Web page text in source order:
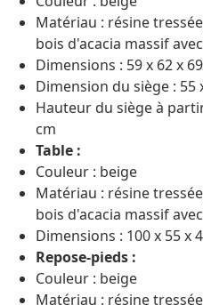
Matériau : résine
bois d'acacia massif
Dimensions : 59 x 62 x
Dimension du siège : 55
Hauteur du siège à
cm
Table :
Couleur : beige
Matériau : résine
bois d'acacia massif
Dimensions : 100 x 55 x
Repose-pieds :
Couleur : beige
Matériau : résine